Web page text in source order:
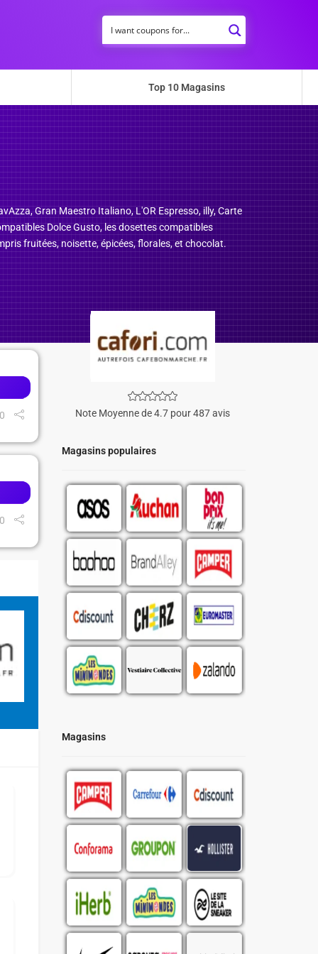
Top 10 Magasins
Gran Maestro Italiano, L'OR Espresso, illy, Carte
Dolce Gusto, les dosettes compatibles
fruitées, noisette, épicées, florales, et chocolat.
Note Moyenne de 4.7 pour 487 avis
Magasins populaires
Magasins